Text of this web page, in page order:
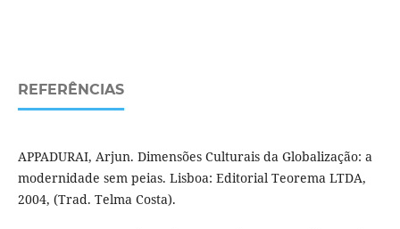
REFERÊNCIAS
APPADURAI, Arjun. Dimensões Culturais da Globalização: a
modernidade sem peias. Lisboa: Editorial Teorema LTDA,
2004, (Trad. Telma Costa).